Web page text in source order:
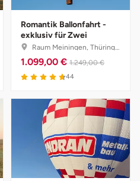
Romantik Ballonfahrt -
exklusiv für Zwei
Raum Meiningen, Thüringen
1.099,00 € 1.249,00 €
44